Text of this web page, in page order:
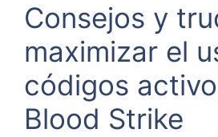
Consejos y
maximizar el
códigos
Blood Strike